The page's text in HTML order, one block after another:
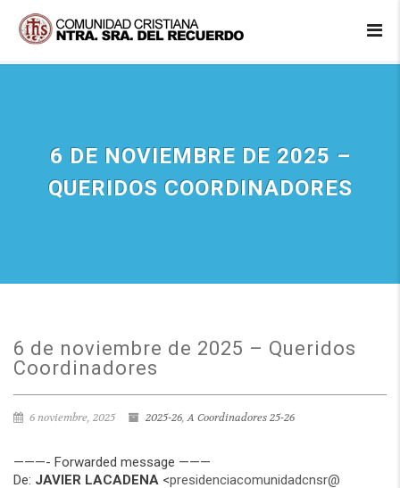
6 DE NOVIEMBRE DE 2025 –
QUERIDOS COORDINADORES
6 de noviembre de 2025 – Queridos
Coordinadores
6 noviembre, 2025 2025-26,A Coordinadores 25-26
———- Forwarded message ———
De: JAVIER LACADENA <presidenciacomunidadcnsr@